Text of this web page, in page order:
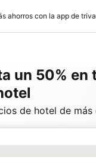
ahorros con la app de
un 50% en
de hotel de más